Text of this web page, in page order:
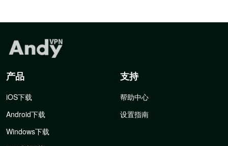
产品
iOS下载
Android下载
Windows下载
支持
帮助中心
设置指南